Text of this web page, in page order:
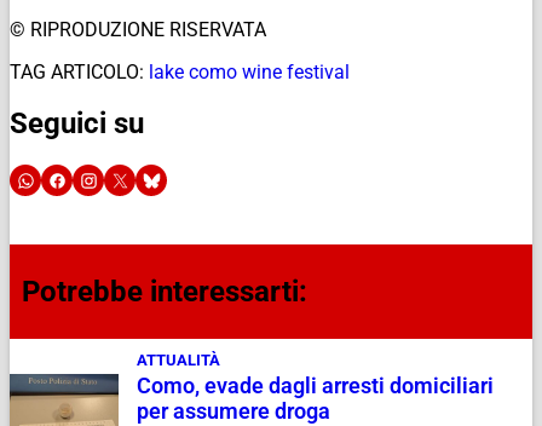
© RIPRODUZIONE RISERVATA
TAG ARTICOLO: lake como wine festival
Seguici su
Potrebbe interessarti:
ATTUALITÀ
Como, evade dagli arresti domiciliari
per assumere droga